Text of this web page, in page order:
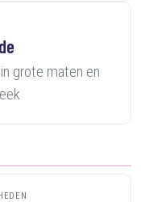
grote maten en